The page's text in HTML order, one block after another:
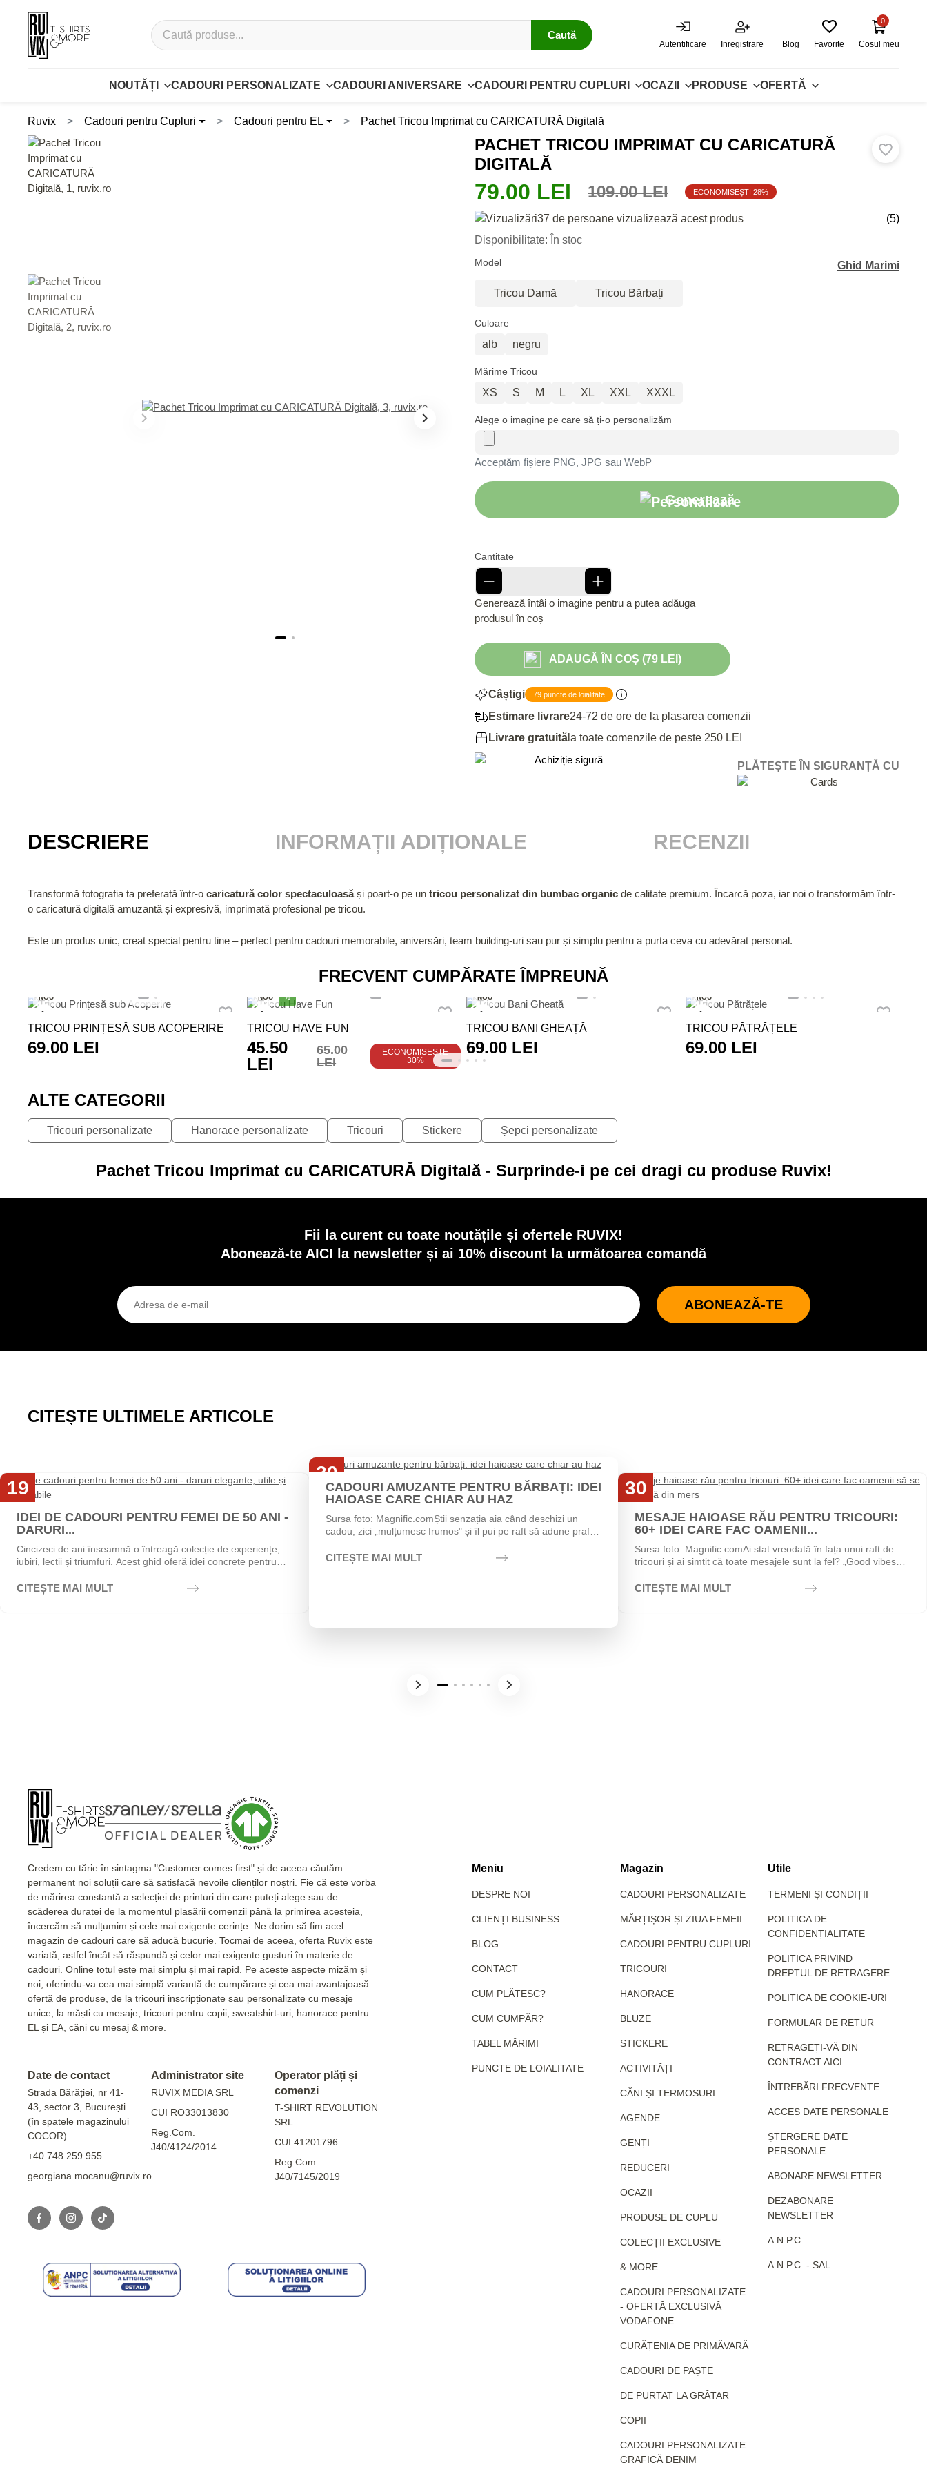
Caută
Autentificare Inregistrare Blog Favorite Cosul meu
0
NOUTĂȚI CADOURI PERSONALIZATE CADOURI ANIVERSARE CADOURI PENTRU CUPLURI OCAZII PRODUSE OFERTĂ
Ruvix Cadouri pentru Cupluri Cadouri pentru EL Pachet Tricou Imprimat cu CARICATURĂ Digitală
PACHET TRICOU IMPRIMAT CU CARICATURĂ
DIGITALĂ
79.00 LEI 109.00 LEI ECONOMISEȘTI 28%
37 de persoane vizualizează acest produs
(5)
Disponibilitate: În stoc
Model Ghid Marimi
Tricou Damă Tricou Bărbați
Culoare
alb negru
Mărime Tricou
XS S M L XL XXL XXXL
Alege o imagine pe care să ți-o personalizăm
Acceptăm fișiere PNG, JPG sau WebP
Generează
Cantitate
Generează întâi o imagine pentru a putea adăuga
produsul în coș
ADAUGĂ ÎN COȘ (79 LEI)
Câștigi 79 puncte de loialitate
Estimare livrare24-72 de ore de la plasarea comenzii
Livrare gratuită la toate comenzile de peste 250 LEI
PLĂTEȘTE ÎN SIGURANȚĂ CU
DESCRIERE INFORMAȚII ADIȚIONALE RECENZII
Transformă fotografia ta preferată într-o caricatură color spectaculoasăși poart-o pe un tricou personalizat din bumbac organic de calitate premium. Încarcă poza, iar noi o transformăm într-
o caricatură digitală amuzantă și expresivă, imprimată profesional pe tricou.
Este un produs unic, creat special pentru tine – perfect pentru cadouri memorabile, aniversări, team building-uri sau pur și simplu pentru a purta ceva cu adevărat personal.
FRECVENT CUMPĂRATE ÎMPREUNĂ
NOU
TRICOU PRINȚESĂ SUB ACOPERIRE
69.00 LEI
NOU %
TRICOU HAVE FUN
45.50
LEI
65.00
LEI
ECONOMISEȘTE
30%
NOU
TRICOU BANI GHEAȚĂ
69.00 LEI
NOU
TRICOU PĂTRĂȚELE
69.00 LEI
ALTE CATEGORII
Tricouri personalizate Hanorace personalizate Tricouri Stickere Șepci personalizate
Pachet Tricou Imprimat cu CARICATURĂ Digitală - Surprinde-i pe cei dragi cu produse Ruvix!
Fii la curent cu toate noutățile și ofertele RUVIX!
Abonează-te AICI la newsletter și ai 10% discount la următoarea comandă
ABONEAZĂ-TE
CITEȘTE ULTIMELE ARTICOLE
19
IDEI DE CADOURI PENTRU FEMEI DE 50 ANI -
DARURI...
Cincizeci de ani înseamnă o întreagă colecție de experiențe,
iubiri, lecții și triumfuri. Acest ghid oferă idei concrete pentru
CITEȘTE MAI MULT
30
Iul
CADOURI AMUZANTE PENTRU BĂRBAȚI: IDEI
HAIOASE CARE CHIAR AU HAZ
Sursa foto: Magnific.comȘtii senzația aia când deschizi un
cadou, zici „mulțumesc frumos" și îl pui pe raft să adune praf?
CITEȘTE MAI MULT
30
MESAJE HAIOASE RĂU PENTRU TRICOURI:
60+ IDEI CARE FAC OAMENII...
Sursa foto: Magnific.comAi stat vreodată în fața unui raft de
tricouri și ai simțit că toate mesajele sunt la fel? „Good vibes
CITEȘTE MAI MULT
Credem cu tărie în sintagma "Customer comes first" și de aceea căutăm
permanent noi soluții care să satisfacă nevoile clienților noștri. Fie că este vorba
de mărirea constantă a selecției de printuri din care puteți alege sau de
scăderea duratei de la momentul plasării comenzii până la primirea acesteia,
încercăm să mulțumim și cele mai exigente cerințe. Ne dorim să fim acel
magazin de cadouri care să aducă bucurie. Tocmai de aceea, oferta Ruvix este
variată, astfel încât să răspundă și celor mai exigente gusturi în materie de
cadouri. Online totul este mai simplu și mai rapid. Pe aceste aspecte mizăm și
noi, oferindu-va cea mai simplă variantă de cumpărare și cea mai avantajoasă
ofertă de produse, de la tricouri inscripționate sau personalizate cu mesaje
unice, la măști cu mesaje, tricouri pentru copii, sweatshirt-uri, hanorace pentru
EL și EA, căni cu mesaj & more.
Date de contact
Strada Bărăției, nr 41-
43, sector 3, București
(în spatele magazinului
COCOR)
+40 748 259 955
georgiana.mocanu@ruvix.ro
Administrator site
RUVIX MEDIA SRL
CUI RO33013830
Reg.Com.
J40/4124/2014
Operator plăți și
comenzi
T-SHIRT REVOLUTION
SRL
CUI 41201796
Reg.Com.
J40/7145/2019
Meniu
DESPRE NOI
CLIENȚI BUSINESS
BLOG
CONTACT
CUM PLĂTESC?
CUM CUMPĂR?
TABEL MĂRIMI
PUNCTE DE LOIALITATE
Magazin
CADOURI PERSONALIZATE
MĂRȚIȘOR ȘI ZIUA FEMEII
CADOURI PENTRU CUPLURI
TRICOURI
HANORACE
BLUZE
STICKERE
ACTIVITĂȚI
CĂNI ȘI TERMOSURI
AGENDE
GENȚI
REDUCERI
OCAZII
PRODUSE DE CUPLU
COLECȚII EXCLUSIVE
& MORE
CADOURI PERSONALIZATE
- OFERTĂ EXCLUSIVĂ
VODAFONE
CURĂȚENIA DE PRIMĂVARĂ
CADOURI DE PAȘTE
DE PURTAT LA GRĂTAR
COPII
CADOURI PERSONALIZATE
GRAFICĂ DENIM
Utile
TERMENI ȘI CONDIȚII
POLITICA DE
CONFIDENȚIALITATE
POLITICA PRIVIND
DREPTUL DE RETRAGERE
POLITICA DE COOKIE-URI
FORMULAR DE RETUR
RETRAGEȚI-VĂ DIN
CONTRACT AICI
ÎNTREBĂRI FRECVENTE
ACCES DATE PERSONALE
ȘTERGERE DATE
PERSONALE
ABONARE NEWSLETTER
DEZABONARE
NEWSLETTER
A.N.P.C.
A.N.P.C. - SAL